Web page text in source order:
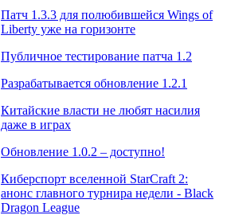
Патч 1.3.3 для полюбившейся Wings of
Liberty уже на горизонте
Публичное тестирование патча 1.2
Разрабатывается обновление 1.2.1
Китайские власти не любят насилия
даже в играх
Обновление 1.0.2 – доступно!
Киберспорт вселенной StarCraft 2:
анонс главного турнира недели - Black
Dragon League